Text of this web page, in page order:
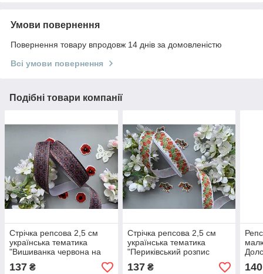
Умови повернення
Повернення товару впродовж 14 днів за домовленістю
Всі умови повернення
Подібні товари компанії
Стрічка репсова 2,5 см
українська тематика
"Вишиванка червона на
чорному"
137 ₴
Стрічка репсова 2,5 см
українська тематика
"Периківський розпис
червоний"
137₴ 140